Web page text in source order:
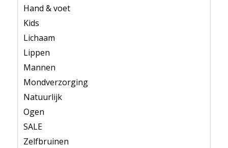
Hand & voet
Kids
Lichaam
Lippen
Mannen
Mondverzorging
Natuurlijk
Ogen
SALE
Zelfbruinen